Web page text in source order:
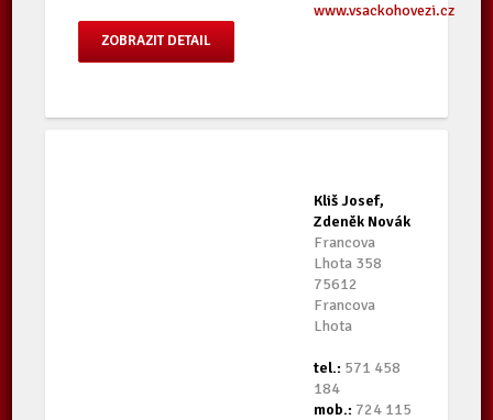
www.vsackohovezi.cz
ZOBRAZIT DETAIL
Kliš Josef,
Zdeněk Novák
Francova
Lhota 358
75612
Francova
Lhota
tel.: 571 458
184
mob.: 724 115